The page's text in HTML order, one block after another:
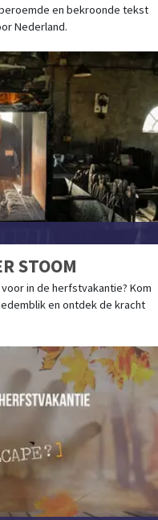
beroemde en bekroonde tekst
Nederland.
STOOM
voor in de herfstvakantie? Kom
en ontdek de kracht